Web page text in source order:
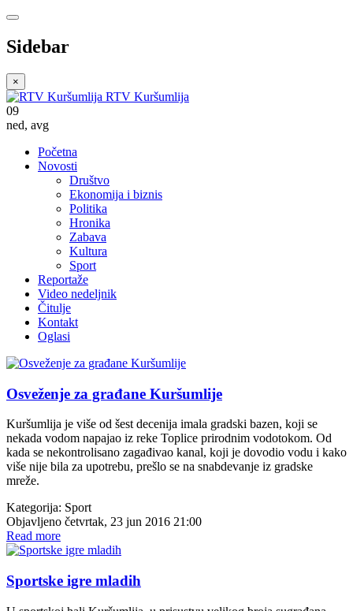
Sidebar
×
RTV Kuršumlija
09
ned, avg
Početna
Novosti
Društvo
Ekonomija i biznis
Politika
Hronika
Zabava
Kultura
Sport
Reportaže
Video nedeljnik
Čitulje
Kontakt
Oglasi
Osveženje za građane Kuršumlije
Kuršumlija je više od šest decenija imala gradski bazen, koji se
nekada vodom napajao iz reke Toplice prirodnim vodotokom. Od
kada se nekontrolisano zagađivao kanal, koji je dovodio vodu i kako
više nije bila za upotrebu, prešlo se na snabdevanje iz gradske
mreže.
Kategorija: Sport
Objavljeno četvrtak, 23 jun 2016 21:00
Read more
Sportske igre mladih